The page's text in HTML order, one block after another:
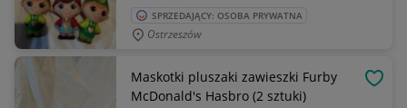
SPRZEDAJĄCY: OSOBA PRYWATNA
Ostrzeszów
Maskotki pluszaki zawieszki Furby
McDonald's Hasbro (2 sztuki)